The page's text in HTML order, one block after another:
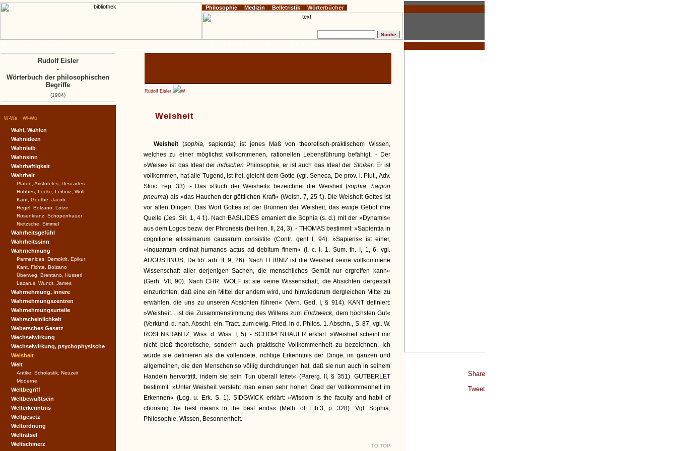
Share
Tweet
Rudolf Eisler W
Weisheit
Weisheit (sophia, sapientia) ist jenes Maß von theoretisch-praktischem Wissen,
welches zu einer möglichst vollkommenen, rationellen Lebensführung befähigt. - Der
»Weise« ist das Ideal derindischen Philosophie, er ist auch das Ideal der Stoiker. Er ist
vollkommen, hat alle Tugend, ist frei, gleicht dem Gotte (vgl. Seneca, De prov. l. Plut., Adv.
Stoic. rep. 33). - Das »Buch der Weisheit« bezeichnet die Weisheit (sophia, hagion
pneuma) als »das Hauchen der göttlichen Kraft« (Weish. 7, 25 f.). Die Weisheit Gottes ist
vor allen Dingen. Das Wort Gottes ist der Brunnen der Weisheit, das ewige Gebot ihre
Quelle (Jes. Sir. 1, 4 f.). Nach BASILIDES emaniert die Sophia (s. d.) mit der »Dynamis«
aus dem Logos bezw. der Phronesis (bei Iren. II, 24, 3). - THOMAS bestimmt: »Sapientia in
cognitione altissimarum causarum consistit« (Contr. gent I, 94). »Sapiens« ist einer,
»inquantum ordinat humanos actus ad debitum finem« (l. c. I, 1. Sum. th. I, 1, 6. vgl.
AUGUSTINUS, De lib. arb. II, 9, 26). Nach LEIBNIZ ist die Weisheit »eine vollkommene
Wissenschaft aller derjenigen Sachen, die menschliches Gemüt nur ergreifen kann«
(Gerh. VII, 90). Nach CHR. WOLF ist sie »eine Wissenschaft, die Absichten dergestalt
einzurichten, daß eine ein Mittel der andern wird, und hinwiederum dergleichen Mittel zu
erwählen, die uns zu unseren Absichten führen« (Vern. Ged, I, § 914). KANT definiert:
»Weisheit... ist die Zusammenstimmung des Willens zumEndzweck, dem höchsten Gut«
(Verkünd. d. nah. Abschl. ein. Tract. zum ewig. Fried. in d. Philos. 1. Abschn., S. 87. vgl. W.
ROSENKRANTZ, Wiss. d. Wiss. I, 5). - SCHOPENHAUER erklärt: »Weisheit scheint mir
nicht bloß theoretische, sondern auch praktische Vollkommenheit zu bezeichnen. Ich
würde sie definieren als die vollendete, richtige Erkenntnis der Dinge, im ganzen und
allgemeinen, die den Menschen so völlig durchdrungen hat, daß sie nun auch in seinem
Handeln hervortritt, indem sie sein Tun überall leitet« (Parerg. II, § 351). GUTBERLET
bestimmt: »Unter Weisheit versteht man einen sehr hohen Grad der Vollkommenheit im
Erkennen« (Log. u. Erk. S. 1). SIDGWICK erklärt: »Wisdom is the faculty and habit of
choosing the best means to the best ends« (Meth. of Eth.3, p. 328). Vgl. Sophia,
Philosophie, Wissen, Besonnenheit.
TO TOP
W-We Wi-Wü
Wahl, Wählen
Wahnideen
Wahnleib
Wahnsinn
Wahrhaftigkeit
Wahrheit
Platon, Aristoteles, Descartes
Hobbes, Locke, Leibniz, Wolf
Kant, Goethe, Jacob
Hegel, Bolzano, Lotze
Rosenkranz, Schopenhauer
Nietzsche, Simmel
Wahrheitsgefühl
Wahrheitssinn
Wahrnehmung
Parmenides, Demokrit, Epikur
Kant, Fichte, Bolzano
Überweg, Brentano, Husserl
Lazarus, Wundt, James
Wahrnehmung, innere
Wahrnehmungszentren
Wahrnehmungsurteile
Wahrscheinlichkeit
Webersches Gesetz
Wechselwirkung
Wechselwirkung, psychophysische
Weisheit
Welt
Antike, Scholastik, Neuzeit
Moderne
Weltbegriff
Weltbewußtsein
Welterkenntnis
Weltgesetz
Weltordnung
Welträtsel
Weltschmerz
Philosophie Medizin Belletristik Wörterbücher
Rudolf Eisler
-
Wörterbuch der philosophischen
Begriffe
(1904)